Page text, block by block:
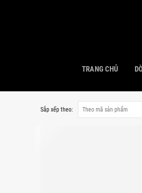
TRANG CHỦ
Sắp xếp theo: